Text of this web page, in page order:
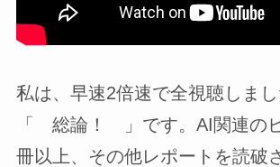
私は、早速2倍速で全視聴しま
「 総論！ 」です。AI関連の
冊以上、その他レポートを読破